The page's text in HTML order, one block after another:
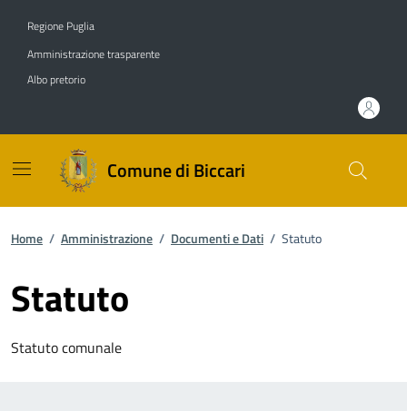
Regione Puglia
Amministrazione trasparente
Albo pretorio
Comune di Biccari
Home / Amministrazione / Documenti e Dati / Statuto
Statuto
Statuto comunale